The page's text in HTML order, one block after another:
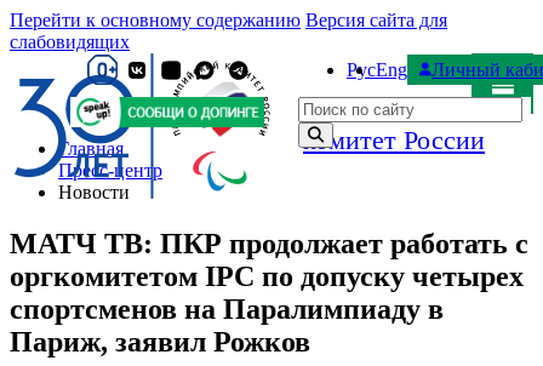
Перейти к основному содержанию Версия сайта для
слабовидящих
Паралимпийский
комитет России
РусEng
Личный
Поиск по сайту
Главная
Пресс-центр
Новости
МАТЧ ТВ: ПКР продолжает работать с
оргкомитетом IPC по допуску четырех
спортсменов на Паралимпиаду в
Париж, заявил Рожков